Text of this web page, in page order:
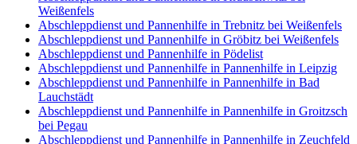
Weißenfels
Abschleppdienst und Pannenhilfe in Trebnitz bei Weißenfels
Abschleppdienst und Pannenhilfe in Gröbitz bei Weißenfels
Abschleppdienst und Pannenhilfe in Pödelist
Abschleppdienst und Pannenhilfe in Pannenhilfe in Leipzig
Abschleppdienst und Pannenhilfe in Pannenhilfe in Bad
Lauchstädt
Abschleppdienst und Pannenhilfe in Pannenhilfe in Groitzsch
bei Pegau
Abschleppdienst und Pannenhilfe in Pannenhilfe in Zeuchfeld